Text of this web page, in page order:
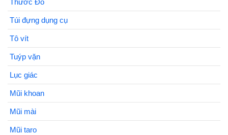
Thước Đo
Túi đựng dụng cụ
Tô vít
Tuýp vặn
Lục giác
Mũi khoan
Mũi mài
Mũi taro